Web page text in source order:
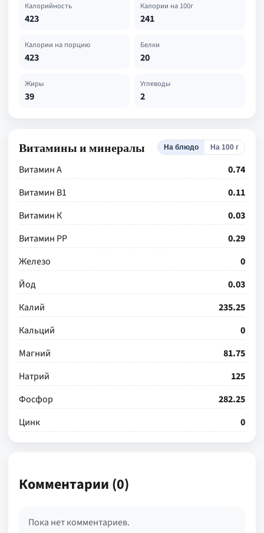
Калорийность
423
Калории на 100г
241
Калории на порцию
423
Белки
20
Жиры
39
Углеводы
2
Витамины и минералы На блюдо На 100 г
Витамин А
0.74
Витамин В1
0.11
Витамин К
0.03
Витамин РР
0.29
Железо
0
Йод
0.03
Калий
235.25
Кальций
0
Магний
81.75
Натрий
125
Фосфор
282.25
Цинк
0
Комментарии (0)
Пока нет комментариев.